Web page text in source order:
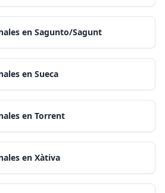
en Sagunto/Sagunt
en Sueca
en Torrent
en Xàtiva